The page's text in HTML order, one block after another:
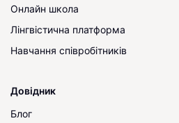
Онлайн школа
Лінгвістична платформа
Навчання співробітників
Довідник
Блог